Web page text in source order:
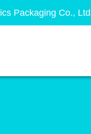
Packaging Co.,